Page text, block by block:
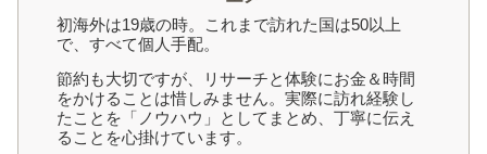
初海外は19歳の時。これまで訪れた国は50以上
で、すべて個人手配。
節約も大切ですが、リサーチと体験にお金＆時間
をかけることは惜しみません。実際に訪れ経験し
たことを「ノウハウ」としてまとめ、丁寧に伝え
ることを心掛けています。